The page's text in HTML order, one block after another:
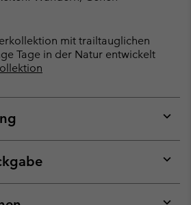
mit trailtauglichen
Tage in der Natur entwickelt
or
or